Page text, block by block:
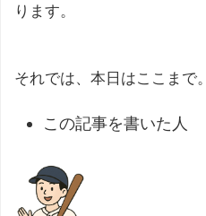
ります。
それでは、本日はここまで。
この記事を書いた人